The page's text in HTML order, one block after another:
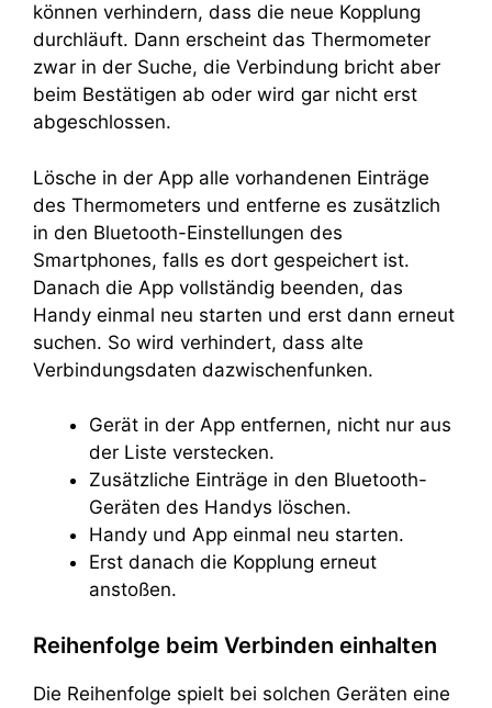
können verhindern, dass die neue Kopplung
durchläuft. Dann erscheint das Thermometer
zwar in der Suche, die Verbindung bricht aber
beim Bestätigen ab oder wird gar nicht erst
abgeschlossen.
Lösche in der App alle vorhandenen Einträge
des Thermometers und entferne es zusätzlich
in den Bluetooth-Einstellungen des
Smartphones, falls es dort gespeichert ist.
Danach die App vollständig beenden, das
Handy einmal neu starten und erst dann erneut
suchen. So wird verhindert, dass alte
Verbindungsdaten dazwischenfunken.
Gerät in der App entfernen, nicht nur aus
der Liste verstecken.
Zusätzliche Einträge in den Bluetooth-
Geräten des Handys löschen.
Handy und App einmal neu starten.
Erst danach die Kopplung erneut
anstoßen.
Reihenfolge beim Verbinden einhalten
Die Reihenfolge spielt bei solchen Geräten eine